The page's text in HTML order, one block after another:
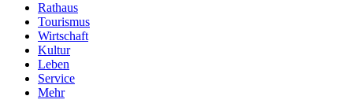
Rathaus
Tourismus
Wirtschaft
Kultur
Leben
Service
Mehr